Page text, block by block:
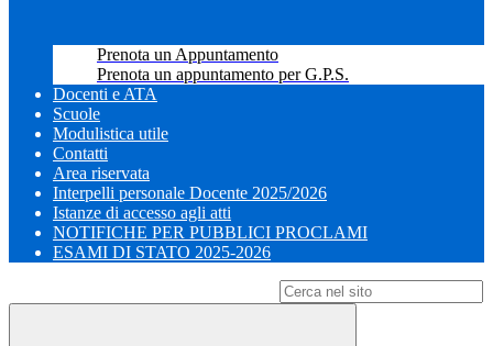
Prenota un Appuntamento
Prenota un appuntamento per G.P.S.
Docenti e ATA
Scuole
Modulistica utile
Contatti
Area riservata
Interpelli personale Docente 2025/2026
Istanze di accesso agli atti
NOTIFICHE PER PUBBLICI PROCLAMI
ESAMI DI STATO 2025-2026